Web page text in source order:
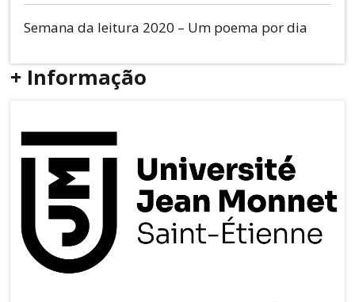
Semana da leitura 2020 – Um poema por dia
+ Informação